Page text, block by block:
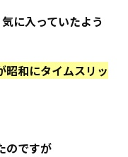
に入っていたよう
昭和にタイムスリッ
のですが